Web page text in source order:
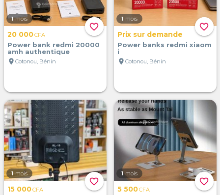
favorite_border
1 mois
20 000CFA
Power bank redmi 20000
amh authentique
location_on Cotonou, Bénin
favorite_border
1 mois
Prix sur demande
Power banks redmi xiaom
i
location_on Cotonou, Bénin
favorite_border
1 mois
15 000CFA
favorite_border
1 mois
5 500CFA